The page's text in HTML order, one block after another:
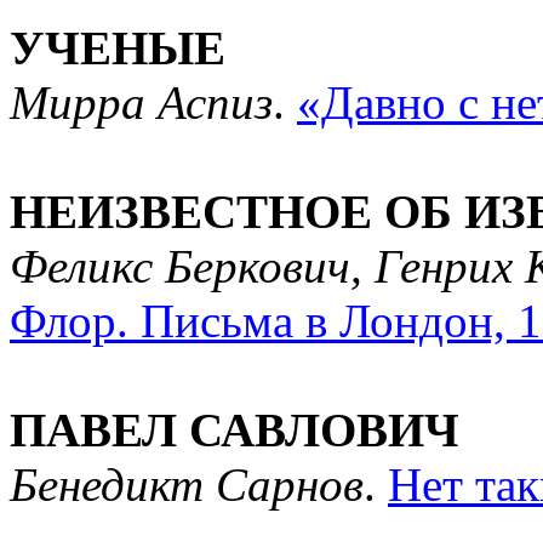
УЧЕНЫЕ
Мирра Аспиз. «Давно с
НЕИЗВЕСТНОЕ ОБ
Феликс Беркович, Генрих
Флор. Письма в Лондон,
ПАВЕЛ САВЛОВИЧ
Бенедикт Сарнов. Нет